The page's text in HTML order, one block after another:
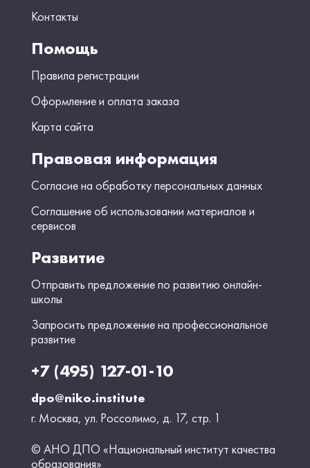
Контакты
Помощь
Правила регистрации
Оформление и оплата заказа
Карта сайта
Правовая информация
Согласие на обработку персональных данных
Соглашение об использовании материалов и
сервисов
Развитие
Отправить предложение по развитию онлайн-
школы
Запросить предложение на профессиональное
развитие
+7 (495) 127-01-10
dpo@niko.institute
г. Москва, ул. Россолимо, д. 17, стр. 1
© АНО ДПО «Национальный институт качества
образования»